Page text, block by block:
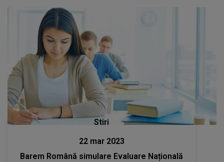
Stiri
22 mar 2023
Barem Română simulare Evaluare Națională